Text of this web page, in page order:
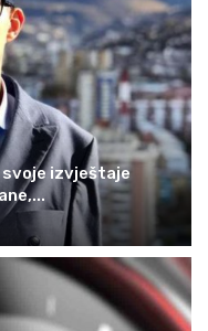
svoje izvještaje